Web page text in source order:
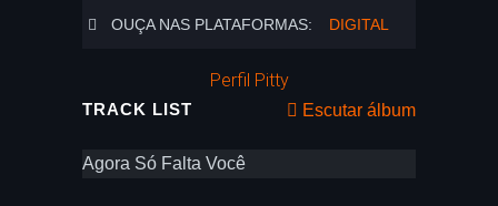
OUÇA NAS PLATAFORMAS: DIGITAL
Perfil Pitty
TRACK LIST Escutar álbum
Agora Só Falta Você